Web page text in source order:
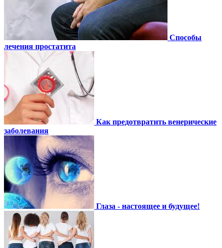
Способы
лечения простатита
Как предотвратить венерические
заболевания
Глаза - настоящее и будущее!